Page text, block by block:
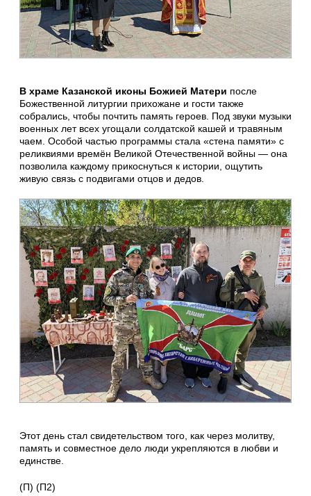
В храме Казанской иконы Божией Матери после
Божественной литургии прихожане и гости также
собрались, чтобы почтить память героев. Под звуки музыки
военных лет всех угощали солдатской кашей и травяным
чаем. Особой частью программы стала «стена памяти» с
реликвиями времён Великой Отечественной войны — она
позволила каждому прикоснуться к истории, ощутить
живую связь с подвигами отцов и дедов.
Этот день стал свидетельством того, как через молитву,
память и совместное дело люди укрепляются в любви и
единстве.
(П) (П2)